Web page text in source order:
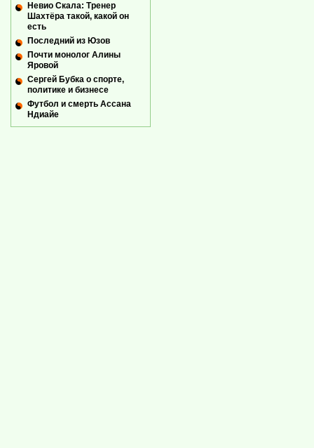
Невио Скала: Тренер
Шахтёра такой, какой он
есть
Последний из Юзов
Почти монолог Алины
Яровой
Сергей Бубка о спорте,
политике и бизнесе
Футбол и смерть Ассана
Ндиайе